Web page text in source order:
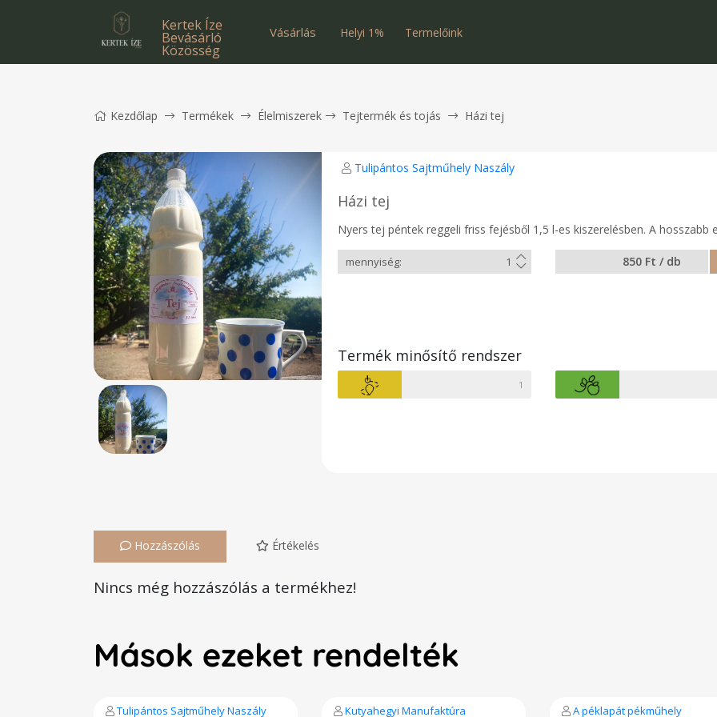
Kertek Íze
Bevásárló
Közösség
Vásárlás Helyi 1% Termelőink
Kezdőlap Termékek Élelmiszerek Tejtermék és tojás Házi tej
Tulipántos Sajtműhely Naszály
Házi tej
Nyers tej péntek reggeli friss fejésből 1,5 l-es kiszerelésben. A
850 Ft / db
Termék minősítő rendszer
1
Hozzászólás Értékelés
Nincs még hozzászólás a termékhez!
Mások ezeket rendelték
Tulipántos Sajtműhely Naszály Kutyahegyi Manufaktúra A péklapát pékműhely